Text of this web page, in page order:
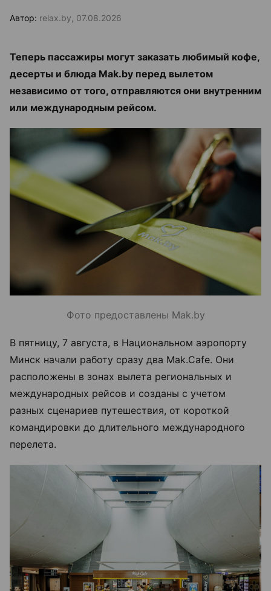
Автор: relax.by, 07.08.2026
Теперь пассажиры могут заказать любимый кофе,
десерты и блюда Mak.by перед вылетом
независимо от того, отправляются они внутренним
или международным рейсом.
Фото предоставлены Mak.by
В пятницу, 7 августа, в Национальном аэропорту
Минск начали работу сразу два Mak.Cafe. Они
расположены в зонах вылета региональных и
международных рейсов и созданы с учетом
разных сценариев путешествия, от короткой
командировки до длительного международного
перелета.